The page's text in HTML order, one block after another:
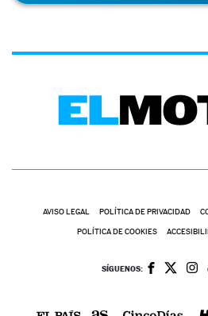
AVISO LEGAL POLÍTICA DE PRIVACIDAD
POLÍTICA DE COOKIES
SÍGUENOS: